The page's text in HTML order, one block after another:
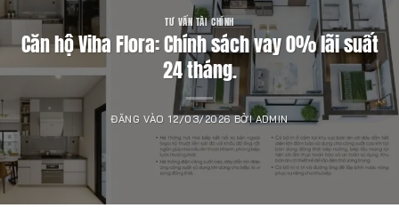
TƯ VẤN TÀI CHÍNH
Căn hộ Viha Flora: Chính sách vay 0% lãi suất
24 tháng.
ĐĂNG VÀO 12/03/2026 BỞIADMIN